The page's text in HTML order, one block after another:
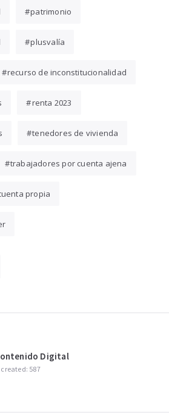
patrimonio
plusvalía
recurso de inconstitucionalidad
renta 2023
tenedores de vivienda
trabajadores por cuenta ajena
propia
Digital
587